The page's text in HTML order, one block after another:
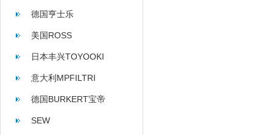
德国亨士乐
HENGSTLER
美国ROSS
日本丰兴TOYOOKI
意大利MPFILTRI
德国BURKERT宝帝
SEW